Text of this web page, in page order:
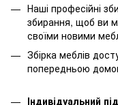
Наші професійні
збирання, щоб ви
своїми новими
Збірка меблів
попередньою
Індивідуальний